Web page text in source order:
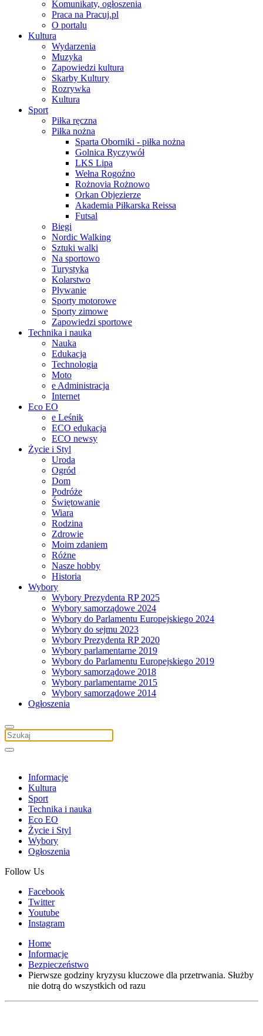
Komunikaty, ogłoszenia
Praca na Pracuj.pl
O portalu
Kultura
Wydarzenia
Muzyka
Zapowiedzi kultura
Skarby Kultury
Rozrywka
Kultura
Sport
Piłka ręczna
Piłka nożna
Sparta Oborniki - piłka nożna
Golnica Ryczywół
LKS Lipa
Wełna Rogoźno
Rożnovia Rożnowo
Orkan Objezierze
Akademia Piłkarska Reissa
Futsal
Biegi
Nordic Walking
Sztuki walki
Na sportowo
Turystyka
Kolarstwo
Pływanie
Sporty motorowe
Sporty zimowe
Zapowiedzi sportowe
Technika i nauka
Nauka
Edukacja
Technologia
Moto
e Administracja
Internet
Eco EO
e Leśnik
ECO edukacja
ECO newsy
Życie i Styl
Uroda
Ogród
Dom
Podróże
Świętowanie
Wiara
Rodzina
Zdrowie
Moim zdaniem
Różne
Nasze hobby
Historia
Wybory
Wybory Prezydenta RP 2025
Wybory samorządowe 2024
Wybory do Parlamentu Europejskiego 2024
Wybory do sejmu 2023
Wybory Prezydenta RP 2020
Wybory parlamentarne 2019
Wybory do Parlamentu Europejskiego 2019
Wybory samorządowe 2018
Wybory parlamentarne 2015
Wybory samorządowe 2014
Ogłoszenia
Informacje
Kultura
Sport
Technika i nauka
Eco EO
Życie i Styl
Wybory
Ogłoszenia
Follow Us
Facebook
Twitter
Youtube
Instagram
Home
Informacje
Bezpieczeństwo
Pierwsze godziny kryzysu kluczowe dla przetrwania. Służby
nie dotrą do wszystkich od razu